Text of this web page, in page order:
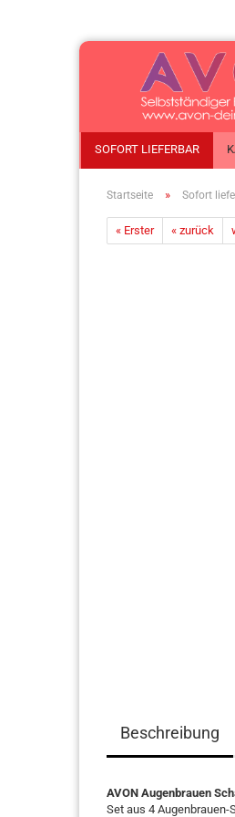
SOFORT LIEFERBAR
ANEW
Startseite » Sofort
« Erster « zurück
Beschreibung
AVON Augenbrauen
Set aus 4